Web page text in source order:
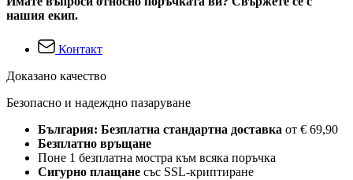
нашия екип.
Контакт
Доказано качество
Безопасно и надеждно пазаруване
България: Безплатна стандартна доставка от € 69,90
Безплатно връщане
Поне 1 безплатна мостра към всяка поръчка
Сигурно плащане със SSL-криптиране